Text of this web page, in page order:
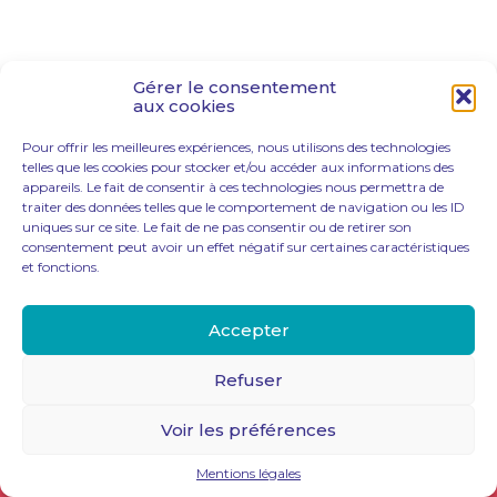
Gérer le consentement
aux cookies
Pour offrir les meilleures expériences, nous utilisons des technologies
telles que les cookies pour stocker et/ou accéder aux informations des
appareils. Le fait de consentir à ces technologies nous permettra de
traiter des données telles que le comportement de navigation ou les ID
uniques sur ce site. Le fait de ne pas consentir ou de retirer son
consentement peut avoir un effet négatif sur certaines caractéristiques
et fonctions.
Accepter
Refuser
Voir les préférences
Mentions légales
Principale
ACTUALITÉ
PLAN DU SITE
MENTIONS LÉGALES
Conception et réalisation